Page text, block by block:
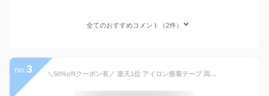
全てのおすすめコメント（2件）
no. 3 ＼50%offクーポン有／ 楽天1位 アイロン接着テープ 両面 幅2cm 長さ約60m アイロンテープ 裾上げテープ 両面テープ アイロン 手芸 ハンドメイド 手作り 裁縫 ゼッケン 裾直し 丸洗い 圧着 アイロン 接着テープ 裾上げ テープ ドライクリーニング ズボン ジー